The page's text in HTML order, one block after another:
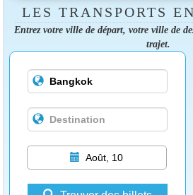
LES TRANSPORTS
Entrez votre ville de départ, votre ville de
trajet.
Août, 10